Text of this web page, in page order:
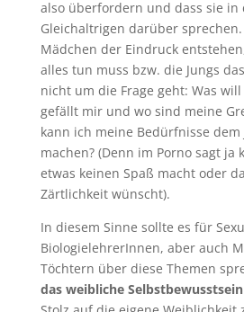
also überfordern und dass sie in
Gleichaltrigen darüber sprechen.
Mädchen der Eindruck
alles tun muss bzw. die Jungs
nicht um die Frage geht: Was will
gefällt mir und wo sind meine
kann ich meine Bedürfnisse dem
machen? (Denn im Porno sagt ja
etwas keinen Spaß macht oder
Zärtlichkeit wünscht).
In diesem Sinne sollte es für
BiologielehrerInnen, aber auch
Töchtern über diese Themen
das weibliche